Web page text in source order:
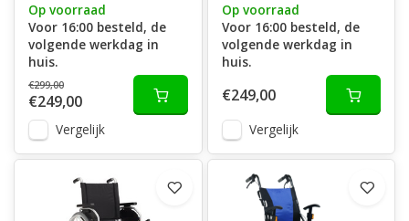
Op voorraad
Voor 16:00 besteld, de
volgende werkdag in
huis.
€299,00
€249,00
Vergelijk
Op voorraad
Voor 16:00 besteld, de
volgende werkdag in
huis.
€249,00
Vergelijk